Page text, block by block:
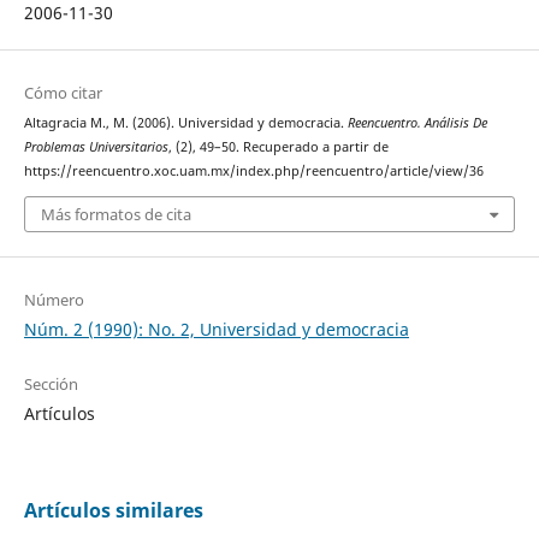
2006-11-30
Cómo citar
Altagracia M., M. (2006). Universidad y democracia. Reencuentro. Análisis De
Problemas Universitarios, (2), 49–50. Recuperado a partir de
https://reencuentro.xoc.uam.mx/index.php/reencuentro/article/view/36
Más formatos de cita
Número
Núm. 2 (1990): No. 2, Universidad y democracia
Sección
Artículos
Artículos similares